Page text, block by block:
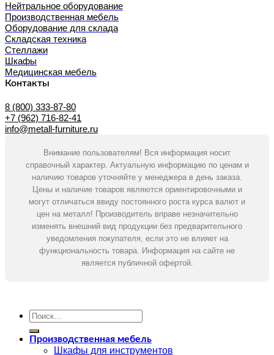
Нейтральное оборудование
Производственная мебель
Оборудование для склада
Складская техника
Стеллажи
Шкафы
Медицинская мебель
Контакты
8 (800) 333-87-80
+7 (962) 716-82-41
info@metall-furniture.ru
Внимание пользователям! Вся информация носит
справочный характер. Актуальную информацию по ценам и
наличию товаров уточняйте у менеджера в день заказа.
Цены и наличие товаров являются ориентировочными и
могут отличаться ввиду постоянного роста курса валют и
цен на металл! Производитель вправе незначительно
изменять внешний вид продукции без предварительного
уведомления покупателя, если это не влияет на
функциональность товара. Информация на сайте не
является публичной офертой.
Искать:
Производственная мебель
Шкафы для инструментов